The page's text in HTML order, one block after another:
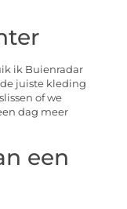
ik Buienradar
juiste kleding
of we
dag meer
een